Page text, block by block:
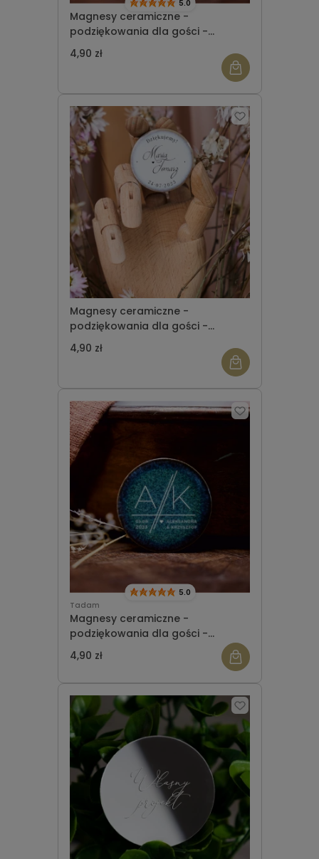
Magnesy ceramiczne -
podziękowania dla gości -
okrągłe - wzór 7
5.0
4,90 zł
Magnesy ceramiczne -
podziękowania dla gości -
okrągłe - wzór 8
4,90 zł
Tadam
Magnesy ceramiczne -
podziękowania dla gości -
okrągłe - wzór 9
5.0
4,90 zł